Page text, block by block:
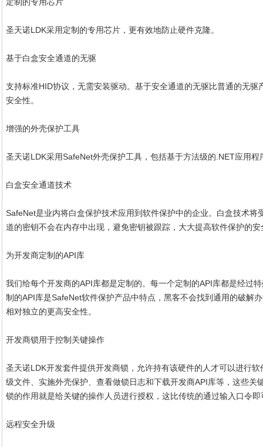
圣天诺LDK采用定制的专用芯片，更有效地防止硬件克隆。
基于白盒安全通道的无驱
支持标准HID协议，无需安装驱动。基于安全通道的无驱比普通的无
安全性。
增强的外壳保护工具
圣天诺LDK采用SafeNet外壳保护工具，包括基于方法级的.NET应用
白盒安全通道技术
SafeNet是业内将白盒保护技术应用到软件保护中的企业。白盒技术
道的密钥不会在内存中出现，避免密钥被跟踪，大大提高软件保护的安
为开发商定制的API库
我们给每个开发商的API库都是定制的。每一个定制的API库都是经过
制的API库是SafeNet软件保护产品中特点，黑客不会找到通用的破解
相对独立的更高安全性。
开发商锁用于控制关键操作
圣天诺LDK开发套件提供开发商锁，允许持有该硬件的人才可以进行
级文件、实施外壳保护、查看做锁日志和下载开发商API库等，这些
锁的作用就是给关键的操作人员进行授权，这比传统的通过输入口令
远程安全升级